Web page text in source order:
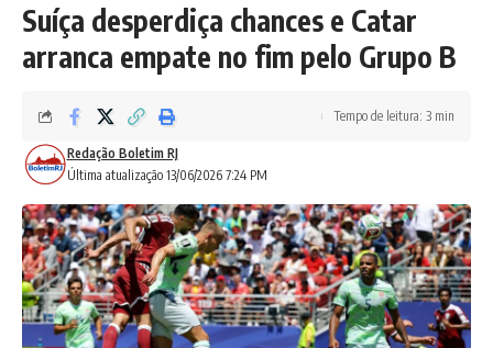
Suíça desperdiça chances e Catar
arranca empate no fim pelo Grupo B
Última atualização 13/06/2026 7:24 PM
Redação Boletim RJ
Tempo de leitura: 3 min